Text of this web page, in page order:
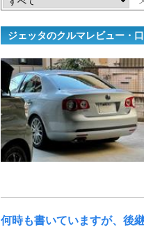
ジェッタのクルマレビュー・
何時も書いていますが、後